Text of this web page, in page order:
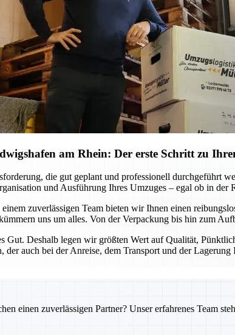
am Rhein: Der erste Schritt zu
die gut geplant und professionell durchgeführt
und Ausführung Ihres Umzuges – egal ob in
zuverlässigen Team bieten wir Ihnen einen
uns um alles. Von der Verpackung bis hin zum
Gut. Deshalb legen wir größten Wert auf Qualität,
der auch bei der Anreise, dem Transport und der
einen zuverlässigen Partner? Unser erfahrenes Team